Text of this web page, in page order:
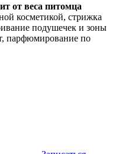
от веса питомца
косметикой, стрижка
подушечек и зоны
парфюмирование по